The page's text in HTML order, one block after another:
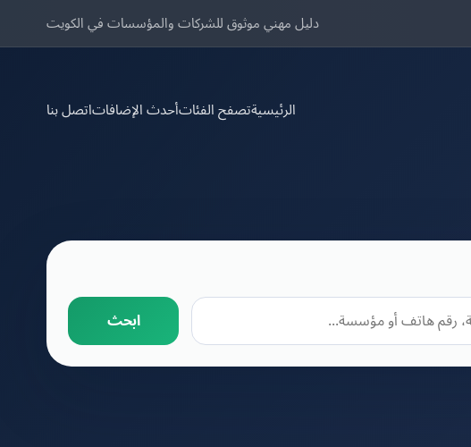
دليل مهني موثوق للشركات والمؤسسات في الكويت
الرئيسيةتصفح الفئاتأحدث الإضافاتاتصل بنا
ابحث